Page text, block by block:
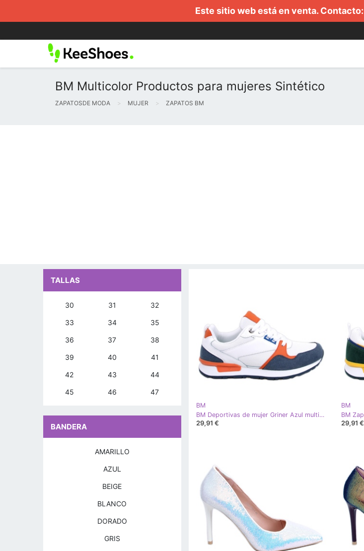
Este sitio web está en venta. Contacto:
BM Multicolor Productos para mujeres Sintético
ZAPATOSDE MODA MUJER ZAPATOS BM
BM
BM Deportivas de mujer Griner Azul multicolor
29,91 €
BM
29,91 €
TALLAS
30 31 32
33 34 35
36 37 38
39 40 41
42 43 44
45 46 47
BANDERA
AMARILLO
AZUL
BEIGE
BLANCO
DORADO
GRIS